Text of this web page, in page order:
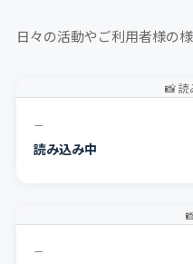
日々の活動やご利用者様の
📸 読
－
読み込み中
－